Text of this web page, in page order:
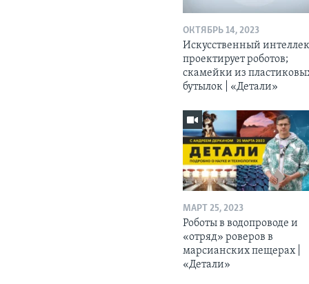
ОКТЯБРЬ 14, 2023
Искусственный
проектирует роботов;
скамейки из
бутылок | «Детали»
МАРТ 25, 2023
Роботы в водопроводе и
«отряд» роверов в
марсианских пещерах |
«Детали»